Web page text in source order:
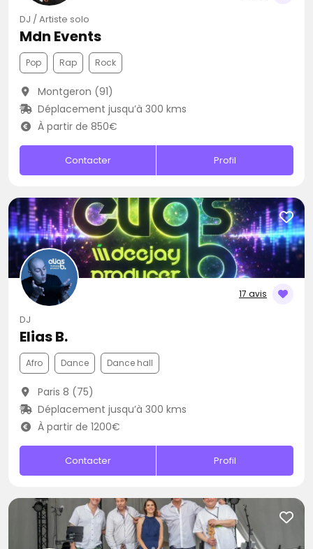
DJ / Artiste solo
Mdn Events
Pop Rap Rock
Montgeron (91)
Déplacement jusqu’à 300 kms
À partir de 850€
Contacter Profil
17 avis
DJ
Elias B.
Afro Dance Dance hall
Paris 8 (75)
Déplacement jusqu’à 300 kms
À partir de 1200€
Contacter Profil